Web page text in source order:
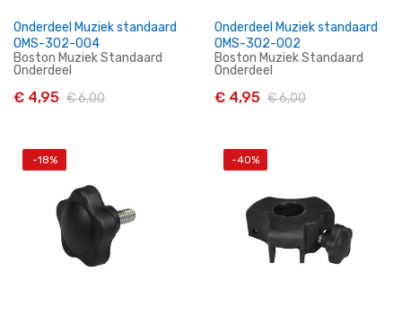
In Winkelwagen
Onderdeel Muziek standaard
OMS-302-004
Boston Muziek Standaard
Onderdeel
€ 4,95 € 6,00
In Winkelwagen
Onderdeel Muziek standaard
OMS-302-002
Boston Muziek Standaard
Onderdeel
€ 4,95 € 6,00
-18% -40%